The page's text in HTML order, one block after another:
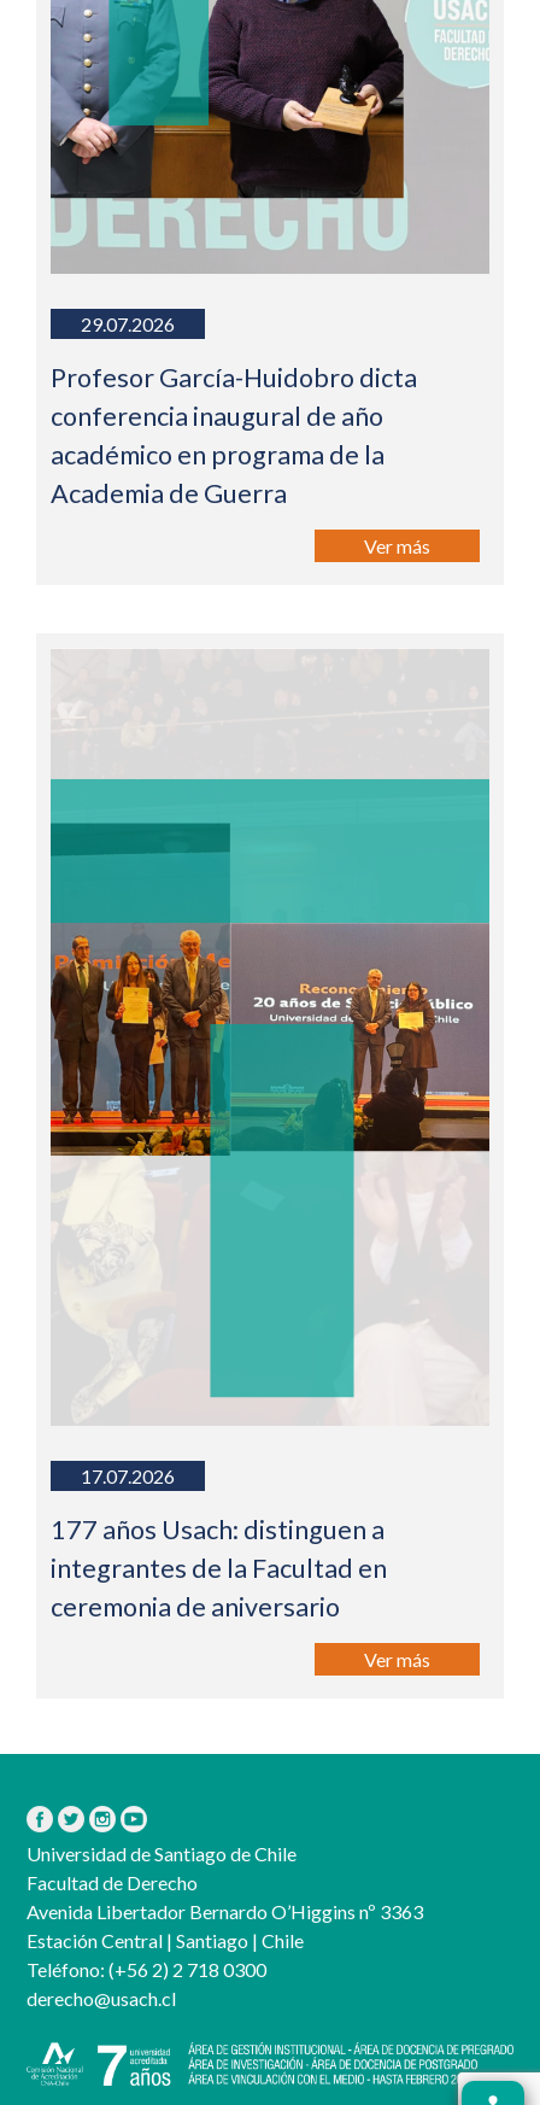
29.07.2026
Profesor García-Huidobro dicta
conferencia inaugural de año
académico en programa de la
Academia de Guerra
Ver más
17.07.2026
177 años Usach: distinguen a
integrantes de la Facultad en
ceremonia de aniversario
Ver más
Universidad de Santiago de Chile
Facultad de Derecho
Avenida Libertador Bernardo O’Higgins nº 3363
Estación Central | Santiago | Chile
Teléfono: (+56 2) 2 718 0300
derecho@usach.cl